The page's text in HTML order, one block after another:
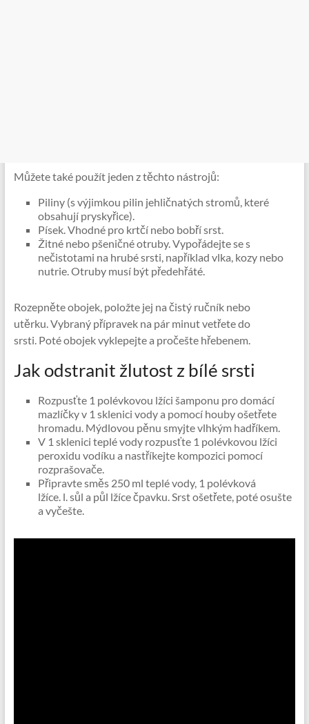
Můžete také použít jeden z těchto nástrojů:
Piliny (s výjimkou pilin jehličnatých stromů, které
obsahují pryskyřice).
Písek. Vhodné pro krtčí nebo bobří srst.
Žitné nebo pšeničné otruby. Vypořádejte se s
nečistotami na hrubé srsti, například vlka, kozy nebo
nutrie. Otruby musí být předehřáté.
Rozepněte obojek, položte jej na čistý ručník nebo
utěrku. Vybraný přípravek na pár minut vetřete do
srsti. Poté obojek vyklepejte a pročešte hřebenem.
Jak odstranit žlutost z bílé srsti
Rozpusťte 1 polévkovou lžíci šamponu pro domácí
mazlíčky v 1 sklenici vody a pomocí houby ošetřete
hromadu. Mýdlovou pěnu smyjte vlhkým hadříkem.
V 1 sklenici teplé vody rozpusťte 1 polévkovou lžíci
peroxidu vodíku a nastříkejte kompozici pomocí
rozprašovače.
Připravte směs 250 ml teplé vody, 1 polévková
lžíce. l. sůl a půl lžíce čpavku. Srst ošetřete, poté osušte
a vyčešte.